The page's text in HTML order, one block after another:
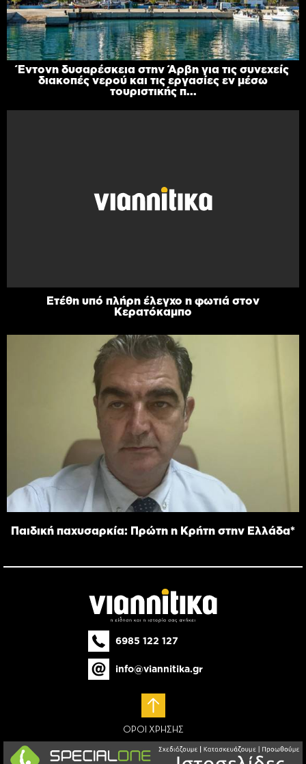
Έντονη δυσαρέσκεια στην Άρβη για τις συνεχείς
διακοπές νερού και τις εργασίες εν μέσω
τουριστικής π...
Ετέθη υπό πλήρη έλεγχο η φωτιά στον
Κερατόκαμπο
Παιδική παχυσαρκία: Πρώτη η Κρήτη στην Ελλάδα*
6985 122 127
info@viannitika.gr
ΟΡΟΙ ΧΡΗΣΗΣ